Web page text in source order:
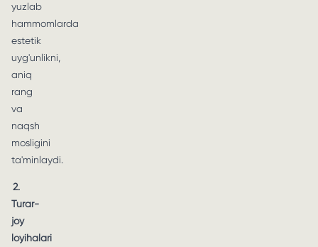
yuzlab
hammomlarda
estetik
uyg'unlikni,
aniq
rang
va
naqsh
mosligini
ta'minlaydi.
2.
Turar-
joy
loyihalari